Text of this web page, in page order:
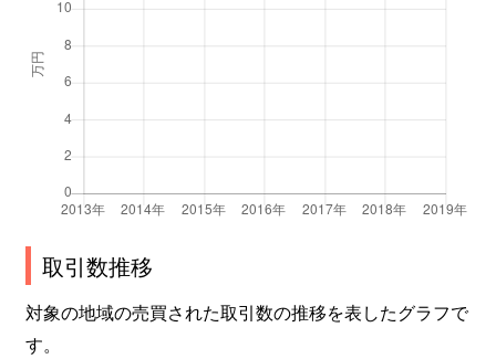
取引数推移
対象の地域の売買された取引数の推移を表したグラフで
す。